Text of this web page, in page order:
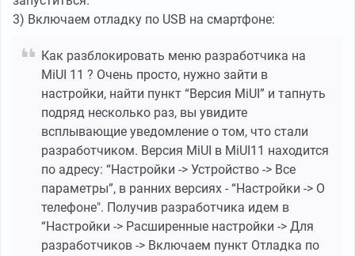
3) Включаем отладку по USB на смартфоне:
Как разблокировать меню разработчика на
MiUI 11 ? Очень просто, нужно зайти в
настройки, найти пункт “Версия MiUI” и тапнуть
подряд несколько раз, вы увидите
всплывающие уведомление о том, что стали
разработчиком. Версия MiUI в MiUI11 находится
по адресу: “Настройки -> Устройство -> Все
параметры”, в ранних версиях - “Настройки -> О
телефоне". Получив разработчика идем в
“Настройки -> Расширенные настройки -> Для
разработчиков -> Включаем пункт Отладка по